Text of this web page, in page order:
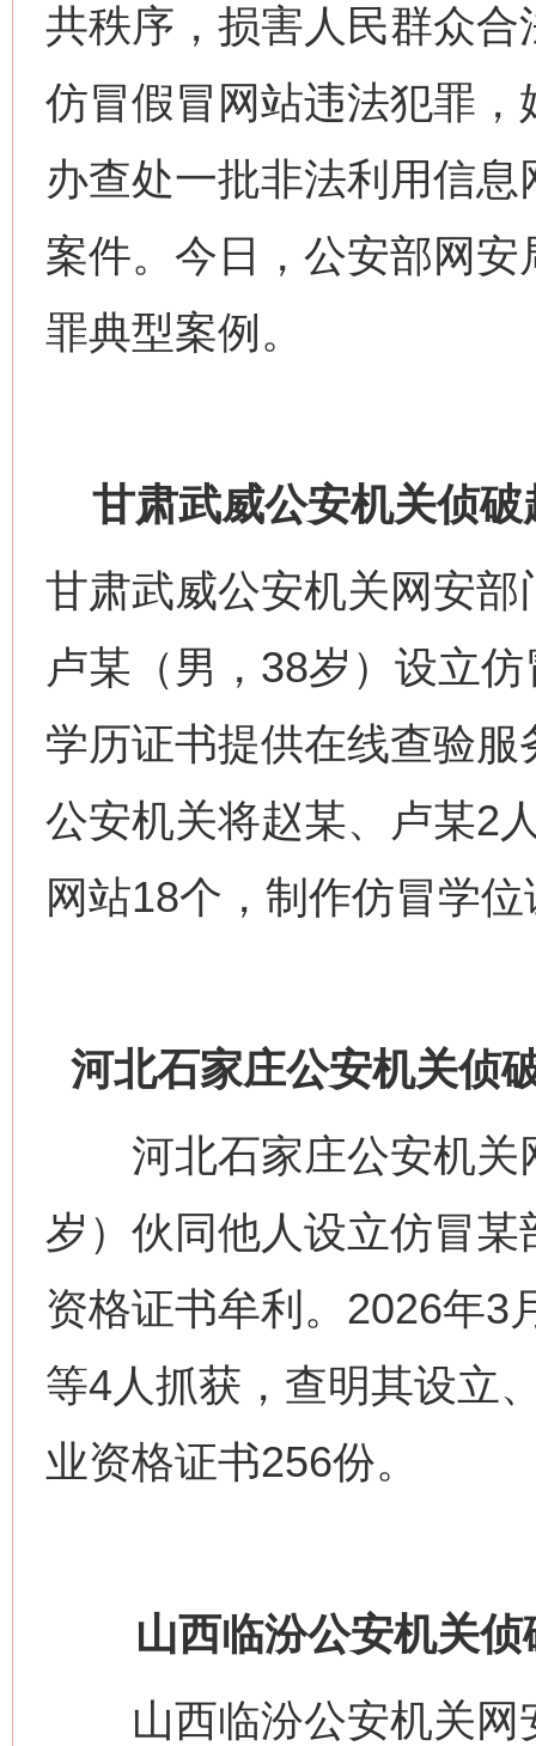
共秩序，损害人民群众
仿冒假冒网站违法犯罪
办查处一批非法利用信
案件。今日，公安部网
罪典型案例。
甘肃武威公安机关侦
甘肃武威公安机关网安
卢某（男，38岁）设立
学历证书提供在线查验
公安机关将赵某、卢某2
网站18个，制作仿冒学
河北石家庄公安机关侦
河北石家庄公安机关
岁）伙同他人设立仿冒
资格证书牟利。2026年3
等4人抓获，查明其设立
业资格证书256份。
山西临汾公安机关
山西临汾公安机关网